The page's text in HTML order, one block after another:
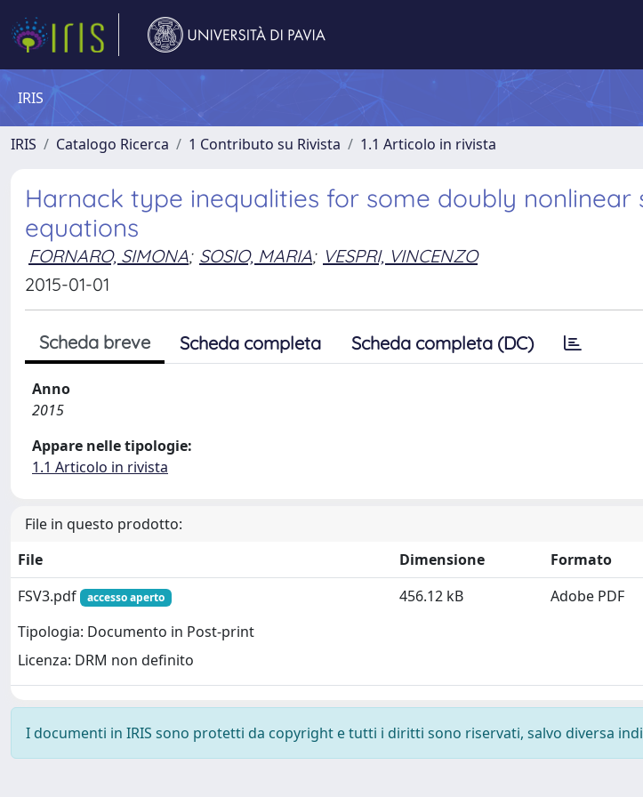
IRIS
IRIS Catalogo Ricerca 1 Contributo su Rivista 1.1 Articolo in rivista
Harnack type inequalities for some doubly nonlinear
equations
FORNARO, SIMONA; SOSIO, MARIA; VESPRI, VINCENZO
2015-01-01
Scheda breve Scheda completa Scheda completa (DC)
Anno
2015
Appare nelle tipologie:
1.1 Articolo in rivista
File in questo prodotto:
File
Dimensione
Formato
FSV3.pdf
accesso aperto
Tipologia: Documento in Post-print
Licenza: DRM non definito
456.12 kB Adobe PDF
I documenti in IRIS sono protetti da copyright e tutti i diritti sono riservati, salvo diversa